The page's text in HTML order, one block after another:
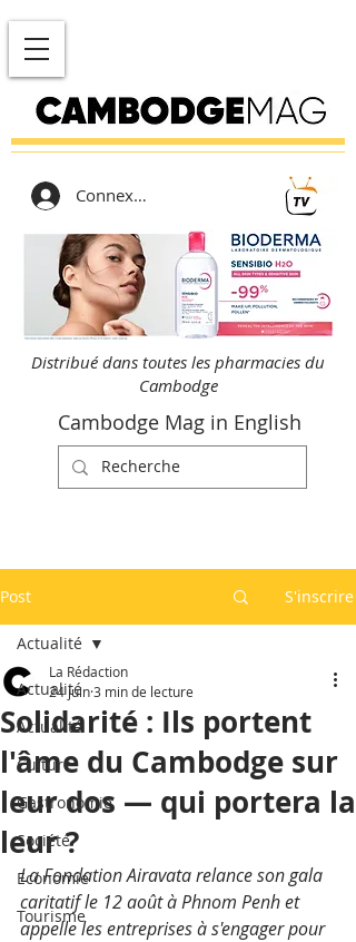
Connexion
Distribué dans toutes les pharmacies du
Cambodge
Cambodge Mag in English
Post S'inscrire
Actualité
Actualité
Culture
Gastronomie
Société
Economie
Tourisme
Actualité
Solidarité : Ils portent
l'âme du Cambodge sur
leur dos — qui portera la
leur ?
La Rédaction
24 juin3 min de lecture
La Fondation Airavata relance son gala
caritatif le 12 août à Phnom Penh et
appelle les entreprises à s'engager pour